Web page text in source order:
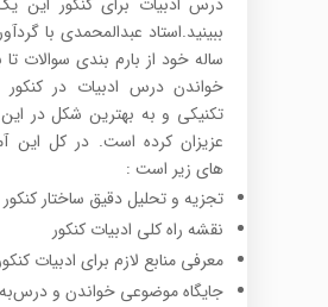
درس ادبیات برای کنکور این
ببینید.استاد عبدالمحمدی با
ساله خود از بارم بندی سوالات
خواندن درس ادبیات در کنکور
تکنیکی و به بهترین شکل در
عزیزان کرده است. در کل
های زیر است :
تجزیه و تحلیل دقیق ساختار کنکور
نقشه راه کلی ادبیات کنکور
معرفی منابع لازم برای ادبیات
جایگاه موضوعی خواندن و